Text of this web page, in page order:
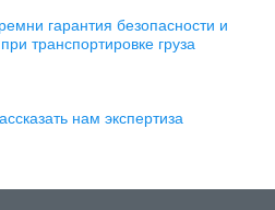
гарантия безопасности и
транспортировке груза
нам экспертиза